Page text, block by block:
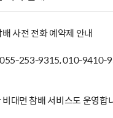
사전 전화 예약제 안내
055-253-9315, 010-9410-
대면 참배 서비스도 운영합